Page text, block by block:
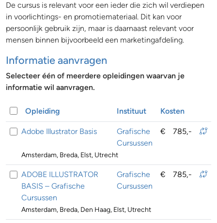
De cursus is relevant voor een ieder die zich wil verdiepen
in voorlichtings- en promotiemateriaal. Dit kan voor
persoonlijk gebruik zijn, maar is daarnaast relevant voor
mensen binnen bijvoorbeeld een marketingafdeling.
Informatie aanvragen
Selecteer één of meerdere opleidingen waarvan je
informatie wil aanvragen.
Opleiding Instituut Kosten
Adobe Illustrator Basis
Grafische
Cursussen
€ 785,-
Amsterdam, Breda, Elst, Utrecht
ADOBE ILLUSTRATOR
BASIS – Grafische
Cursussen
Grafische
Cursussen
€ 785,-
Amsterdam, Breda, Den Haag, Elst, Utrecht